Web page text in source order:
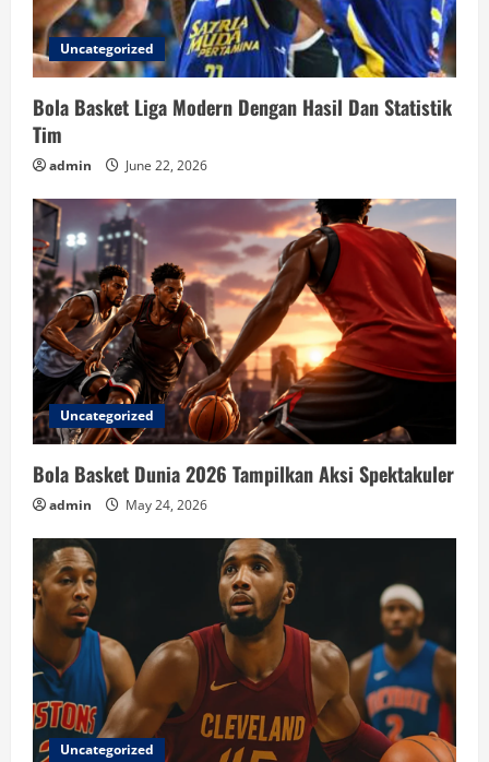
Uncategorized
Bola Basket Liga Modern Dengan Hasil Dan Statistik
Tim
admin June 22, 2026
Uncategorized
Bola Basket Dunia 2026 Tampilkan Aksi Spektakuler
admin May 24, 2026
Uncategorized